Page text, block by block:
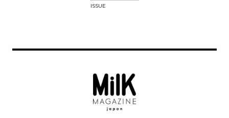
ISSUE